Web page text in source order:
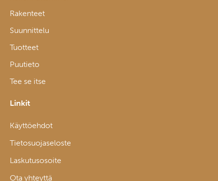
Rakenteet
Suunnittelu
Tuotteet
Puutieto
Tee se itse
Linkit
Käyttöehdot
Tietosuojaseloste
Laskutusosoite
Ota yhteyttä